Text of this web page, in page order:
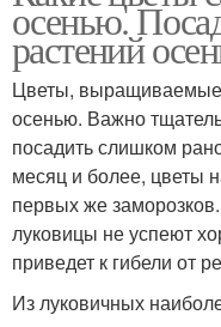
осенью.
растений
Цветы, выращиваемые
осенью. Важно
посадить слишком
месяц и более, цветы
первых же
луковицы не успеют
приведет к гибели от
Из луковичных